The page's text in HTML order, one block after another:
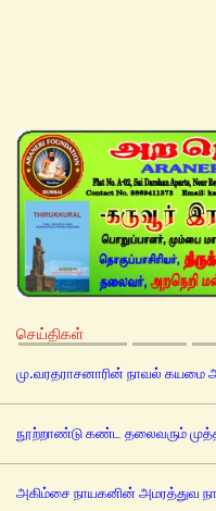
செய்திகள்
மு.வரதராசனாரின் நாவல் கயமை
நூற்றாண்டு கண்ட தலைவரும்
அகிம்சை நாயகனின் அமரத்துவ